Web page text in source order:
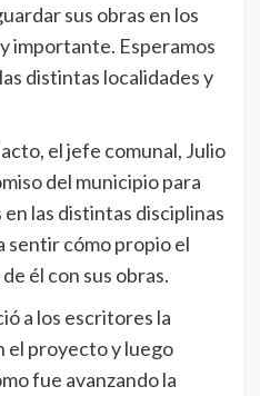
sus obras en los
importante. Esperamos
distintas localidades y
el jefe comunal, Julio
del municipio para
las distintas disciplinas
sentir cómo propio el
él con sus obras.
a los escritores la
el proyecto y luego
fue avanzando la